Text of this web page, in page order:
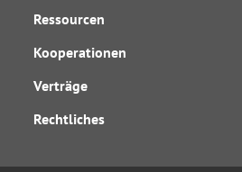
Ressourcen
Kooperationen
Verträge
Rechtliches